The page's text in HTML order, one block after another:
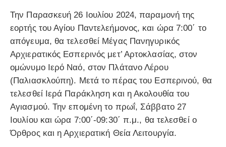
Την Παρασκευή 26 Ιουλίου 2024, παραμονή της
εορτής του Αγίου Παντελεήμονος, και ώρα 7:00΄ το
απόγευμα, θα τελεσθεί Μέγας Πανηγυρικός
Αρχιερατικός Εσπερινός μετ’ Αρτοκλασίας, στον
ομώνυμο Ιερό Ναό, στον Πλάτανο Λέρου
(Παλιασκλούπη). Μετά το πέρας του Εσπερινού, θα
τελεσθεί Ιερά Παράκληση και η Ακολουθία του
Αγιασμού. Την επομένη το πρωΐ, Σάββατο 27
Ιουλίου και ώρα 7:00΄-09:30΄ π.μ., θα τελεσθεί ο
Όρθρος και η Αρχιερατική Θεία Λειτουργία.